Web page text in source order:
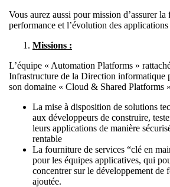
Vous aurez aussi pour mission d’assurer
performance et l’évolution des
Missions :
L’équipe « Automation Platforms »
Infrastructure de la Direction informatique
son domaine « Cloud & Shared Platforms
La mise à disposition de solutions
aux développeurs de construire,
leurs applications de manière
rentable
La fourniture de services “clé en
pour les équipes applicatives, qui
concentrer sur le développement de
ajoutée.